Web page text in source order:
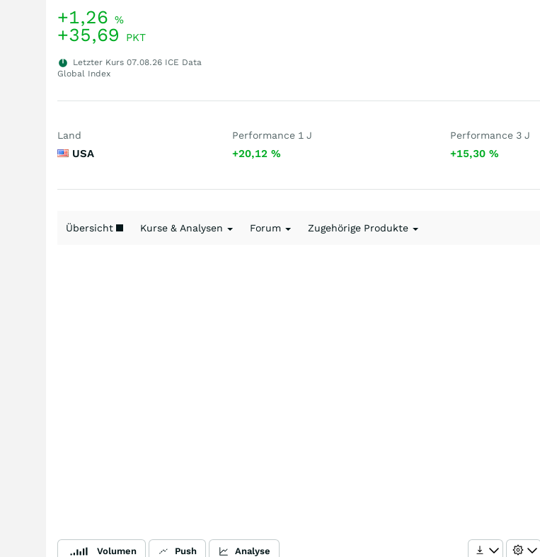
+1,26 %
+35,69 PKT
Letzter Kurs 07.08.26 ICE Data
Global Index
Land
USA
Performance 1 J
+20,12 %
Performance 3 J
+15,30 %
Übersicht Kurse & Analysen Forum Zugehörige Produkte
Volumen Push Analyse